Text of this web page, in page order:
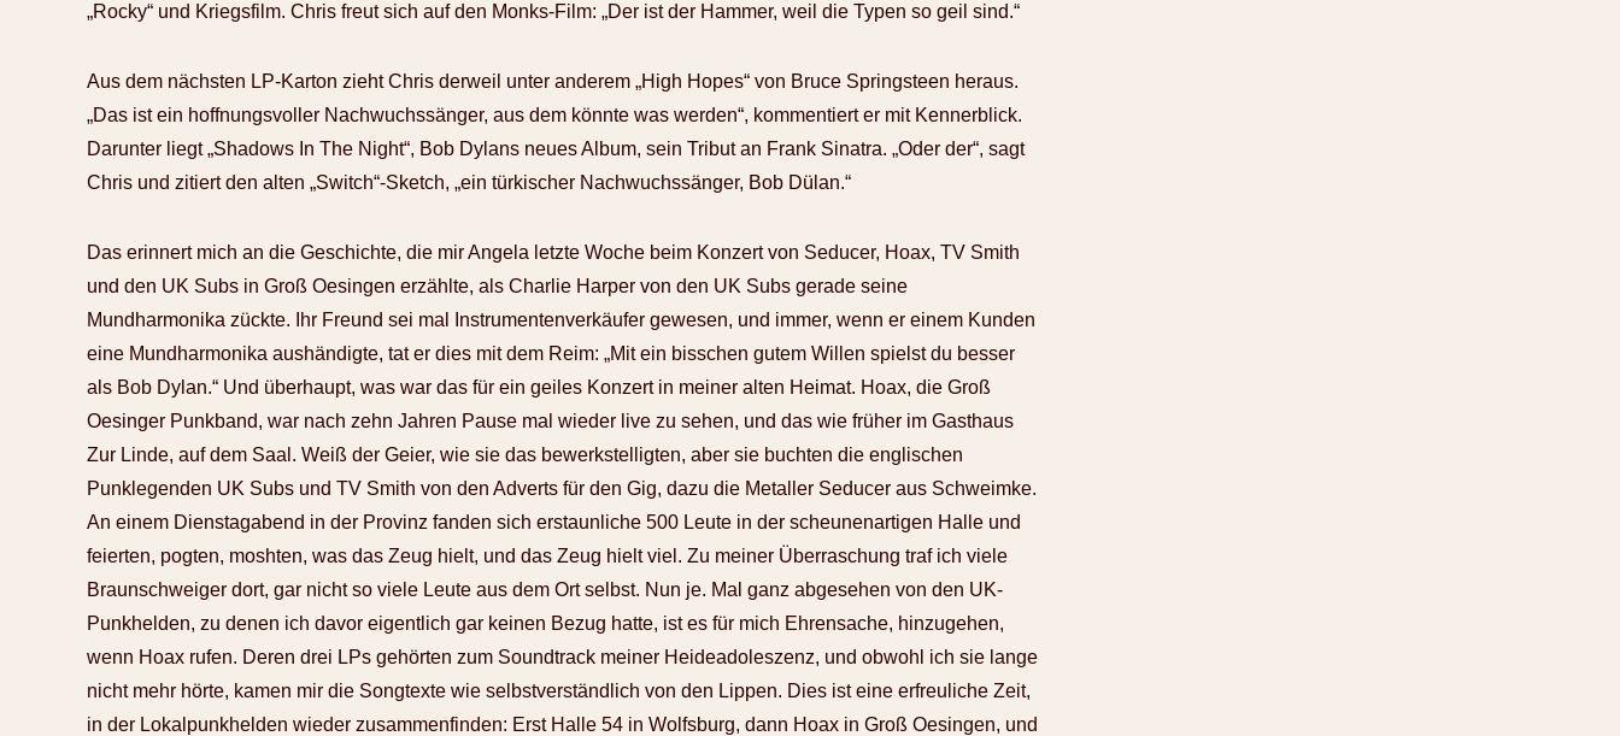
„Rocky“ und Kriegsfilm. Chris freut sich auf den Monks-Film: „Der ist der Hammer, weil die Typen so geil sind.“
Aus dem nächsten LP-Karton zieht Chris derweil unter anderem „High Hopes“ von Bruce Springsteen heraus.
„Das ist ein hoffnungsvoller Nachwuchssänger, aus dem könnte was werden“, kommentiert er mit Kennerblick.
Darunter liegt „Shadows In The Night“, Bob Dylans neues Album, sein Tribut an Frank Sinatra. „Oder der“, sagt
Chris und zitiert den alten „Switch“-Sketch, „ein türkischer Nachwuchssänger, Bob Dülan.“
Das erinnert mich an die Geschichte, die mir Angela letzte Woche beim Konzert von Seducer, Hoax, TV Smith
und den UK Subs in Groß Oesingen erzählte, als Charlie Harper von den UK Subs gerade seine
Mundharmonika zückte. Ihr Freund sei mal Instrumentenverkäufer gewesen, und immer, wenn er einem Kunden
eine Mundharmonika aushändigte, tat er dies mit dem Reim: „Mit ein bisschen gutem Willen spielst du besser
als Bob Dylan.“ Und überhaupt, was war das für ein geiles Konzert in meiner alten Heimat. Hoax, die Groß
Oesinger Punkband, war nach zehn Jahren Pause mal wieder live zu sehen, und das wie früher im Gasthaus
Zur Linde, auf dem Saal. Weiß der Geier, wie sie das bewerkstelligten, aber sie buchten die englischen
Punklegenden UK Subs und TV Smith von den Adverts für den Gig, dazu die Metaller Seducer aus Schweimke.
An einem Dienstagabend in der Provinz fanden sich erstaunliche 500 Leute in der scheunenartigen Halle und
feierten, pogten, moshten, was das Zeug hielt, und das Zeug hielt viel. Zu meiner Überraschung traf ich viele
Braunschweiger dort, gar nicht so viele Leute aus dem Ort selbst. Nun je. Mal ganz abgesehen von den UK-
Punkhelden, zu denen ich davor eigentlich gar keinen Bezug hatte, ist es für mich Ehrensache, hinzugehen,
wenn Hoax rufen. Deren drei LPs gehörten zum Soundtrack meiner Heideadoleszenz, und obwohl ich sie lange
nicht mehr hörte, kamen mir die Songtexte wie selbstverständlich von den Lippen. Dies ist eine erfreuliche Zeit,
in der Lokalpunkhelden wieder zusammenfinden: Erst Halle 54 in Wolfsburg, dann Hoax in Groß Oesingen, und